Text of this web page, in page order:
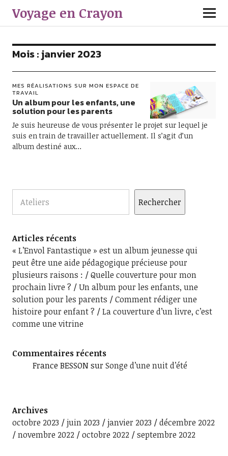
Voyage en Crayon
Mois : janvier 2023
MES RÉALISATIONS SUR MON ESPACE DE
TRAVAIL
Un album pour les enfants, une
solution pour les parents
Je suis heureuse de vous présenter le projet sur lequel je
suis en train de travailler actuellement. Il s’agit d’un
album destiné aux…
Rechercher
Articles récents
« L’Envol Fantastique » est un album jeunesse qui
peut être une aide pédagogique précieuse pour
plusieurs raisons :
Quelle couverture pour mon
prochain livre ?
Un album pour les enfants, une
solution pour les parents
Comment rédiger une
histoire pour enfant ?
La couverture d’un livre, c’est
comme une vitrine
Commentaires récents
France BESSONsurSonge d’une nuit d’été
Archives
octobre 2023
juin 2023 janvier 2023
décembre 2022
novembre 2022
octobre 2022 septembre 2022